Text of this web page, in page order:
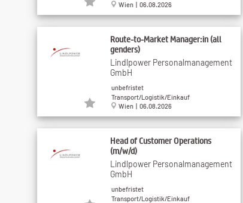
Wien | 06.08.2026
Route-to-Market Manager:in (all
genders)
Lindlpower Personalmanagement
GmbH
unbefristet
Transport/Logistik/Einkauf
Wien | 06.08.2026
Head of Customer Operations
(m/w/d)
Lindlpower Personalmanagement
GmbH
unbefristet
Transport/Logistik/Einkauf